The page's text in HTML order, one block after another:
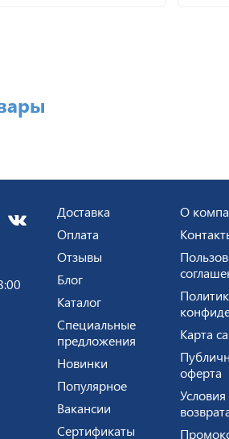
Доставка
Оплата
Отзывы
Блог
Каталог
Специальные
предложения
Новинки
Популярное
Вакансии
Сертификаты
О
Карта
оферта